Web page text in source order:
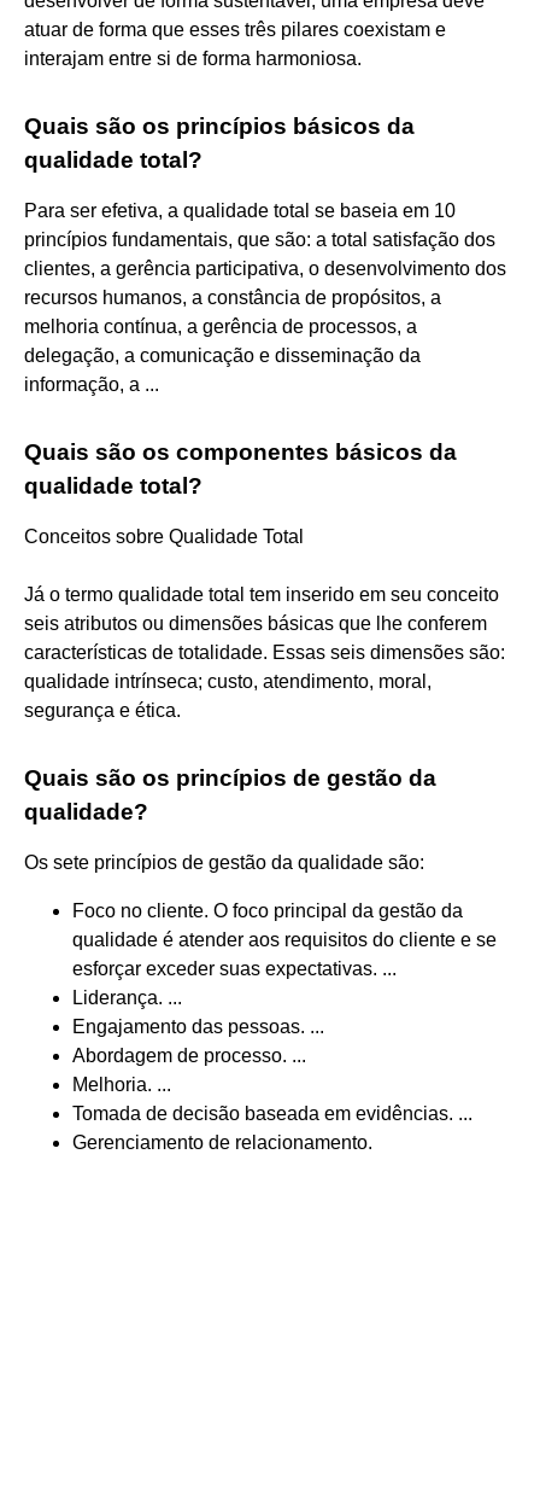
atuar de forma que esses três pilares coexistam e
interajam entre si de forma harmoniosa.
Quais são os princípios básicos da
qualidade total?
Para ser efetiva, a qualidade total se baseia em 10
princípios fundamentais, que são: a total satisfação dos
clientes, a gerência participativa, o desenvolvimento dos
recursos humanos, a constância de propósitos, a
melhoria contínua, a gerência de processos, a
delegação, a comunicação e disseminação da
informação, a ...
Quais são os componentes básicos da
qualidade total?
Conceitos sobre Qualidade Total
Já o termo qualidade total tem inserido em seu conceito
seis atributos ou dimensões básicas que lhe conferem
características de totalidade. Essas seis dimensões são:
qualidade intrínseca; custo, atendimento, moral,
segurança e ética.
Quais são os princípios de gestão da
qualidade?
Os sete princípios de gestão da qualidade são:
Foco no cliente. O foco principal da gestão da
qualidade é atender aos requisitos do cliente e se
esforçar exceder suas expectativas. ...
Liderança. ...
Engajamento das pessoas. ...
Abordagem de processo. ...
Melhoria. ...
Tomada de decisão baseada em evidências. ...
Gerenciamento de relacionamento.